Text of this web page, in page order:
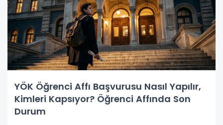
YÖK Öğrenci Affı Başvurusu Nasıl Yapılır,
Kimleri Kapsıyor? Öğrenci Affında Son
Durum